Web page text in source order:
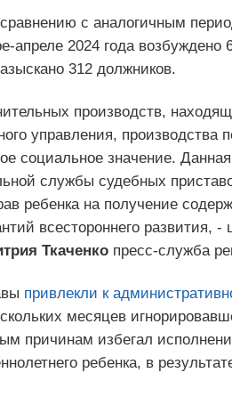
с аналогичным
апреле 2024 года возбуждено
312 должников.
производств,
управления,
социальное значение.
службы судебных
ребенка на получение
всестороннего развития, -
Ткаченкопресс-служба
привлекли к
месяцев
причинам избегал
ребенка, в